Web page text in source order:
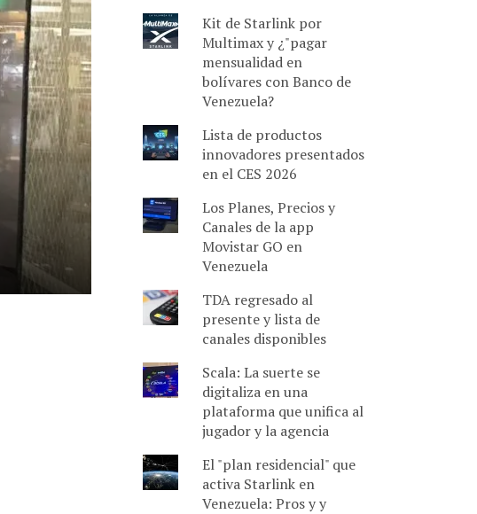
Kit de Starlink por
Multimax y ¿"pagar
mensualidad en
bolívares con Banco de
Venezuela?
Lista de productos
innovadores presentados
en el CES 2026
Los Planes, Precios y
Canales de la app
Movistar GO en
Venezuela
TDA regresado al
presente y lista de
canales disponibles
Scala: La suerte se
digitaliza en una
plataforma que unifica al
jugador y la agencia
El "plan residencial" que
activa Starlink en
Venezuela: Pros y y